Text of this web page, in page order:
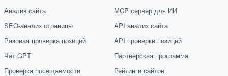
Анализ сайта
SEO-анализ страницы
Разовая проверка позиций
Чат GPT
Проверка посещаемости
MCP сервер для ИИ
API анализ сайта
API проверки позиций
Партнёрская программа
Рейтинги сайтов